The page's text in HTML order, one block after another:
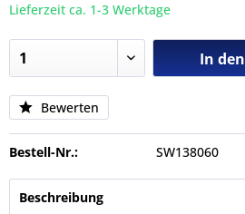
Lieferzeit ca. 1-3 Werktage
In den
Bewerten
Bestell-Nr.: SW138060
Beschreibung